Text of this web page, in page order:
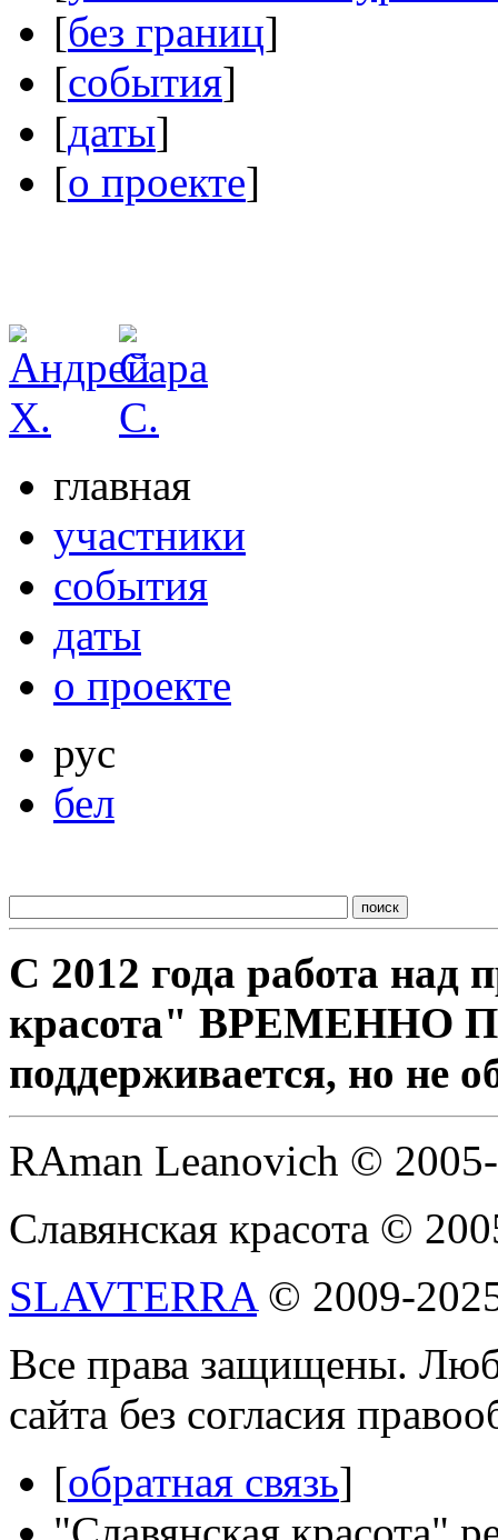
[без границ]
[события]
[даты]
[о проекте]
главная
участники
события
даты
о проекте
рус
бел
С 2012 года работа над
красота" ВРЕМЕННО
поддерживается, но не
RAman Leanovich ©
Славянская красота ©
SLAVTERRA© 2009-
Все права защищены.
сайта без согласия
[обратная связь]